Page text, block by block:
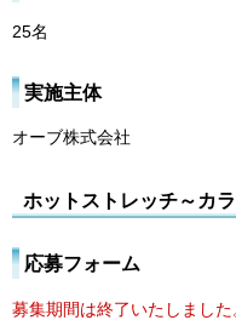
25名
実施主体
オーブ株式会社
ホットストレッチ～カ
応募フォーム
募集期間は終了いたしました